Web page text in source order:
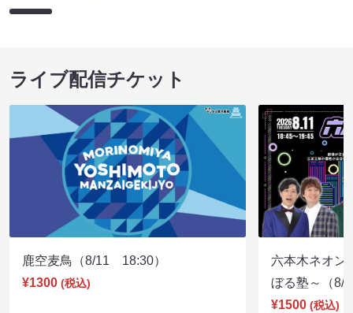
ライブ配信チケット
鹿空麦鳥（8/11 18:30）
¥1300 (税込)
六本木ネオン
ぼる塾～（
¥1500 (税込)